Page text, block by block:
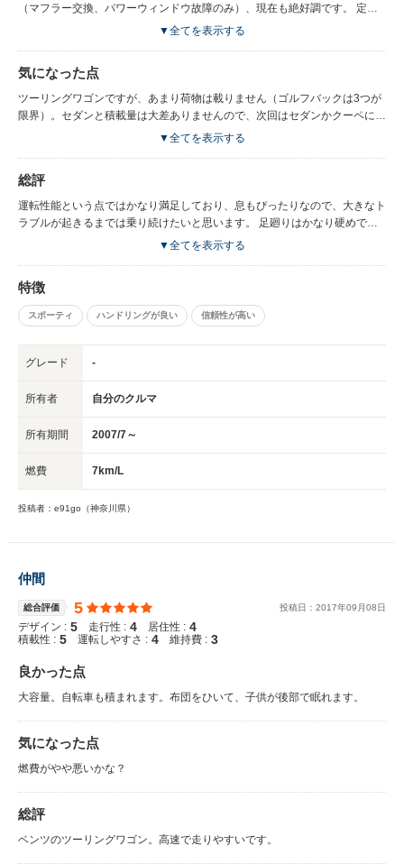
（マフラー交換、パワーウィンドウ故障のみ）、現在も絶好調です。 定期
的なメンテナンスさえしていれば、長い間良い状態で乗ることができるかと
ブレーキ性能も良いので安心して運転できます。ありきたりな表現ですが、
走りを楽しみたい方にはおすすめの一台です。
▼全てを表示する
気になった点
ツーリングワゴンですが、あまり荷物は載りません（ゴルフバックは3つが
限界）。セダンと積載量は大差ありませんので、次回はセダンかクーペにし
ようかと思います。 また、エンジンが非力な訳ではないですが、街乗り時
ありません。※高速だとリッター10数キロですので、同クラスの国産車と
遜色ありません。 ディラーのメンテナンス費用が割高なのが難点ですが、5
年車検まではディラー、それ以降はBMW専門の整備工場に整備をお願いし
▼全てを表示する
総評
運転性能という点ではかなり満足しており、息もぴったりなので、大きなト
ラブルが起きるまでは乗り続けたいと思います。 足廻りはかなり硬めです
ので（ランフラットタイヤなので尚更）、基本的には男性向けのクルマだと
▼全てを表示する
特徴
スポーティ ハンドリングが良い 信頼性が高い
グレード -
所有者 自分のクルマ
所有期間 2007/7～
燃費 7km/L
投稿者：e91go（神奈川県）
仲間
総合評価 5 投稿日： 2017年09 月08日
デザイン : 5 走行性 : 4 居住性 : 4
積載性 : 5 運転しやすさ : 4 維持費 : 3
良かった点
大容量。自転車も積まれます。布団をひいて、子供が後部で眠れます。
気になった点
燃費がやや悪いかな？
総評
ベンツのツーリングワゴン。高速で走りやすいです。